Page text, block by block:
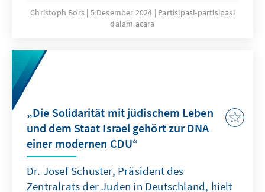
Donald Trump zum 47. Präsidenten.
Christoph Bors 5 Desember 2024
Partisipasi-partisipasi
dalam acara
„Die Solidarität mit jüdischem Leben
und dem Staat Israel gehört zur DNA
einer modernen CDU“
Dr. Josef Schuster, Präsident des
Zentralrats der Juden in Deutschland, hielt